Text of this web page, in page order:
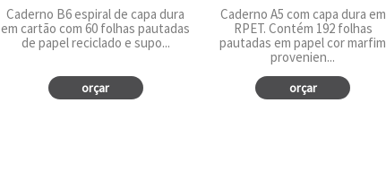
Caderno B6 espiral de capa dura
em cartão com 60 folhas pautadas
de papel reciclado e supo...
orçar
Caderno A5 com capa dura em
RPET. Contém 192 folhas
pautadas em papel cor marfim
provenien...
orçar